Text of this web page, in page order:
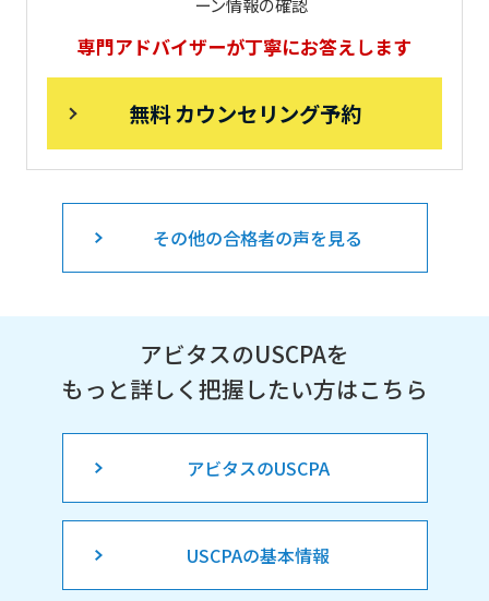
専門アドバイザーが丁寧にお答えします
無料 カウンセリング予約
その他の合格者の声を見る
アビタスのUSCPAを
もっと詳しく把握したい方はこちら
アビタスのUSCPA
USCPAの基本情報